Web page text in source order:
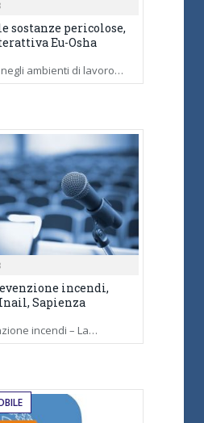
sostanze pericolose,
Eu-Osha
ambienti di lavoro…
incendi,
Sapienza
incendi – La…